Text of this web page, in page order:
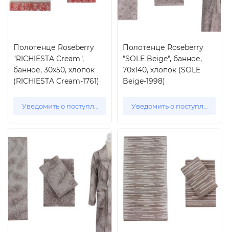
Полотенце Roseberry
"RICHIESTA Cream",
банное, 30x50, хлопок
(RICHIESTA Cream-1761)
Уведомить о поступлении
Полотенце Roseberry
"SOLE Beige", банное,
70x140, хлопок (SOLE
Beige-1998)
Уведомить о поступлении